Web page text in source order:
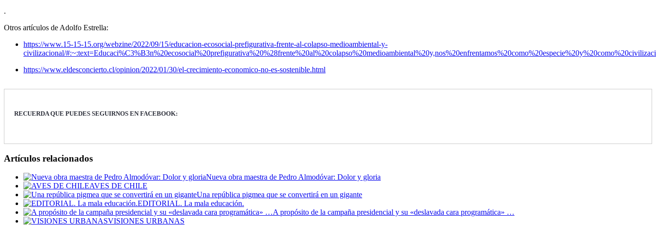
.
Otros artículos de Adolfo Estrella:
https://www.15-15-15.org/webzine/2022/09/15/educacion-ecosocial-prefigurativa-frente-al-colapso-medioambiental-y-
civilizacional/
https://www.eldesconcierto.cl/opinion/2022/01/30/el-crecimiento-economico-no-es-sostenible.html
RECUERDA QUE PUEDES SEGUIRNOS EN FACEBOOK:
Artículos relacionados
Nueva obra maestra de Pedro Almodóvar: Dolor y gloria
AVES DE CHILE
Una república pigmea que se convertirá en un gigante
EDITORIAL. La mala educación.
A propósito de la campaña presidencial y su «deslavada cara programática» …
VISIONES URBANAS